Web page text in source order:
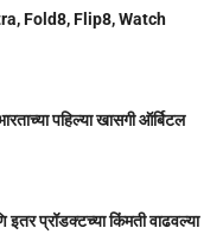
Fold8, Flip8, Watch
पहिल्या खासगी ऑर्बिटल
प्रॉडक्टच्या किंमती वाढवल्या